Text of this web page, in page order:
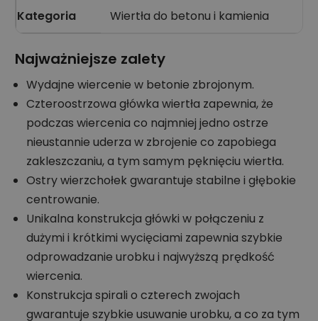
Kategoria Wiertła do betonu i kamienia
Najważniejsze zalety
Wydajne wiercenie w betonie zbrojonym.
Czteroostrzowa główka wiertła zapewnia, że
podczas wiercenia co najmniej jedno ostrze
nieustannie uderza w zbrojenie co zapobiega
zakleszczaniu, a tym samym pęknięciu wiertła.
Ostry wierzchołek gwarantuje stabilne i głębokie
centrowanie.
Unikalna konstrukcja główki w połączeniu z
dużymi i krótkimi wycięciami zapewnia szybkie
odprowadzanie urobku i najwyższą prędkość
wiercenia.
Konstrukcja spirali o czterech zwojach
gwarantuje szybkie usuwanie urobku, a co za tym